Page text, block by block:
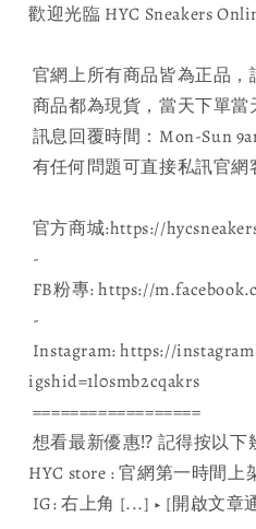
歡迎光臨 HYC Sneakers
官網上所有商品皆為正品，
商品都為現貨，當天下單當
訊息回覆時間：Mon-Sun
有任何問題可直接私訊官
官方商城:https://
-
FB粉專: https://
-
Instagram: https://
igshid=1l0smb2cqakrs
==================
想看最新優惠⁉ 記得按以下
HYC store : 官網第一時間
IG: 右上角 [...] ▶️ [開啟文章